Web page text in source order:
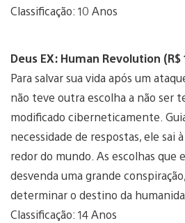
Classificação: 10 Anos
Deus EX: Human Revolution (R$
Para salvar sua vida após um
não teve outra escolha a não ser
modificado ciberneticamente.
necessidade de respostas, ele sai
redor do mundo. As escolhas que
desvenda uma grande
determinar o destino da
Classificação: 14 Anos